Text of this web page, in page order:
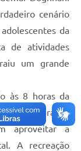
cenário
da
de atividades
um grande
às 8 horas da
para os
aproveitar a
A recreação